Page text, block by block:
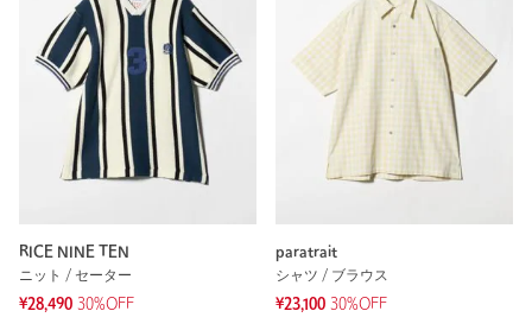
RICE NINE TEN
ニット / セーター
¥28,490 30%OFF
paratrait
シャツ / ブラウス
¥23,100 30%OFF